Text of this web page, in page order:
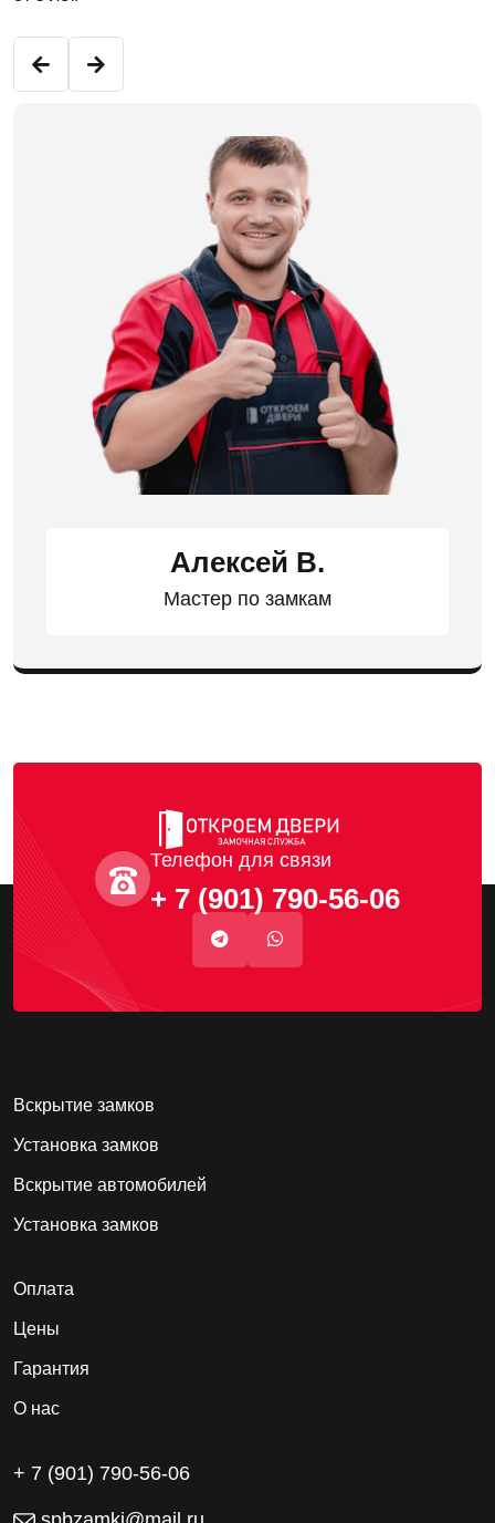
Алексей В.
Мастер по замкам
Телефон для связи
+ 7 (901) 790-56-06
Вскрытие замков
Установка замков
Вскрытие автомобилей
Установка замков
Оплата
Цены
Гарантия
О нас
+ 7 (901) 790-56-06